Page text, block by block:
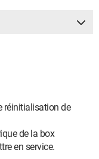
réinitialisation de
de la box
en service.